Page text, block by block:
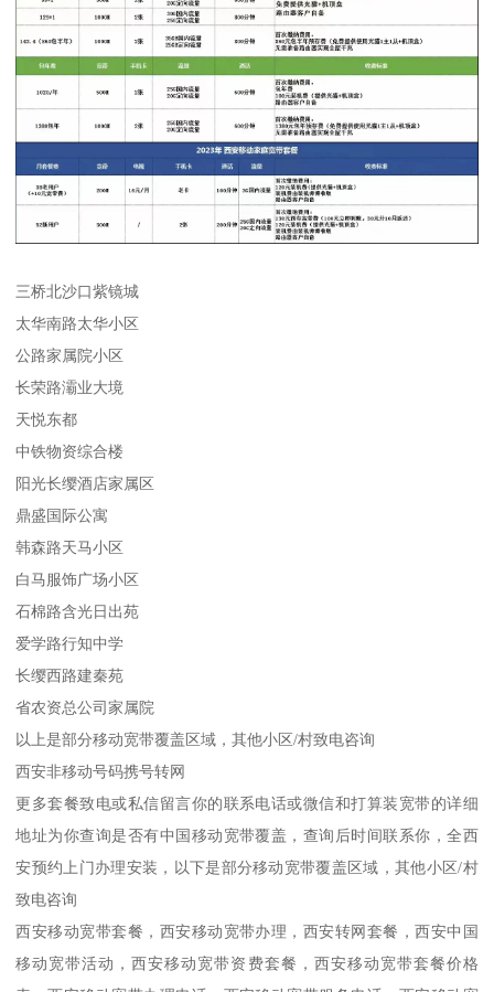
三桥北沙口紫镜城
太华南路太华小区
公路家属院小区
长荣路灞业大境
天悦东都
中铁物资综合楼
阳光长缨酒店家属区
鼎盛国际公寓
韩森路天马小区
白马服饰广场小区
石棉路含光日出苑
爱学路行知中学
长缨西路建秦苑
省农资总公司家属院
以上是部分移动宽带覆盖区域，其他小区/村致电咨询
西安非移动号码携号转网
更多套餐致电或私信留言你的联系电话或微信和打算装宽带的详细
地址为你查询是否有中国移动宽带覆盖，查询后时间联系你，全西
安预约上门办理安装，以下是部分移动宽带覆盖区域，其他小区/村
致电咨询
西安移动宽带套餐，西安移动宽带办理，西安转网套餐，西安中国
移动宽带活动，西安移动宽带资费套餐，西安移动宽带套餐价格